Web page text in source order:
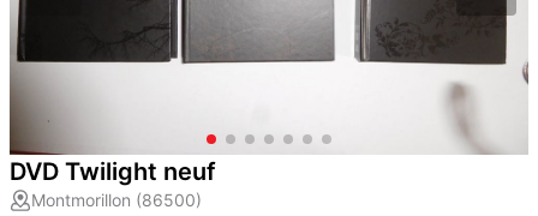
DVD Twilight neuf
Montmorillon (86500)